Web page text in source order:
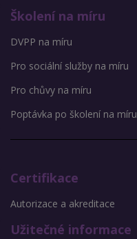
Školení na míru
DVPP na míru
Pro sociální služby na míru
Pro chůvy na míru
Poptávka po školení na míru
Certifikace
Autorizace a akreditace
Užitečné informace